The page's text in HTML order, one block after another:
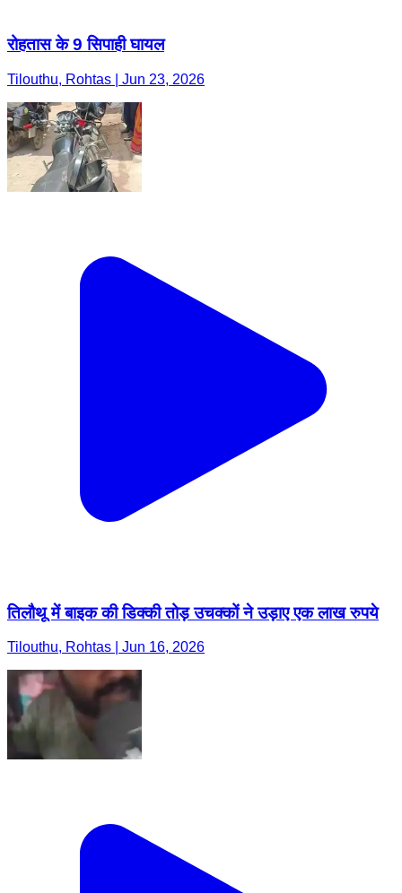
रोहतास के 9 सिपाही घायल
Tilouthu, Rohtas | Jun 23, 2026
तिलौथू में बाइक की डिक्की तोड़ उचक्कों ने उड़ाए एक लाख रुपये
Tilouthu, Rohtas | Jun 16, 2026